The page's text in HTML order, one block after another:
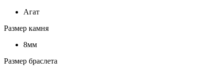
Агат
Размер камня
8мм
Размер браслета